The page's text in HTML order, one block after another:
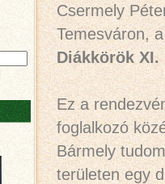
Csermely
Temesváron,
Diákkörök XI.
Ez a
foglalkozó
Bármely
területen egy